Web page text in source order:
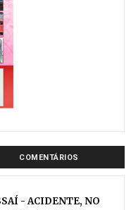
COMENTÁRIOS
- ACIDENTE, NO